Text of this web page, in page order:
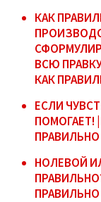
КАК
ВСЮ
КАК
ЕСЛИ
ПОМОГАЕТ!
ПРАВИЛЬНО
НОЛЕВОЙ
ПРАВИЛЬНО